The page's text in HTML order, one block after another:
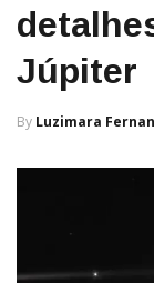
Júpiter
By Luzimara